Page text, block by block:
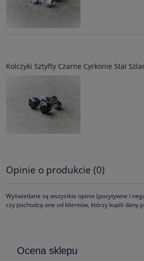
Kolczyki Sztyfty Czarne Cyrkonie Stal
Opinie o produkcie (0)
Wyświetlane są wszystkie opinie (pozytywne i
czy pochodzą one od klientów, którzy kupili dany
Ocena sklepu